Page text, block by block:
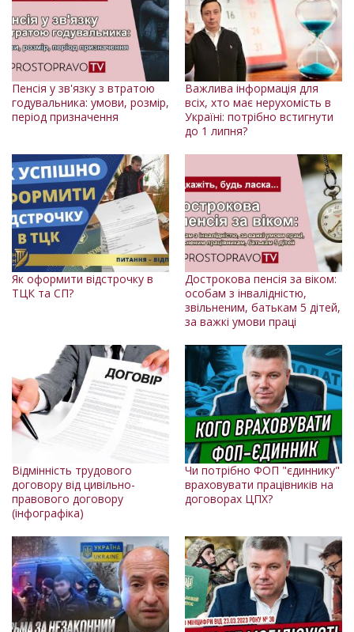
Пенсія у зв'язку з втратою
годувальника: умови, розмір,
період призначення
Важлива інформація для
всіх, хто має нерухомість в
Україні: потрібно встигнути
до 1 липня?
Як оформити відстрочку в
ТЦК та СП?
Дострокова пенсія за віком:
особам з інвалідністю,
звільненим, батькам 5 дітей,
за важкі умови праці
Відмінність трудового
договору від цивільно-
правового договору
(інфографіка)
Чи потрібно ФОП "єдиннику"
враховувати працівників на
договорах ЦПХ?